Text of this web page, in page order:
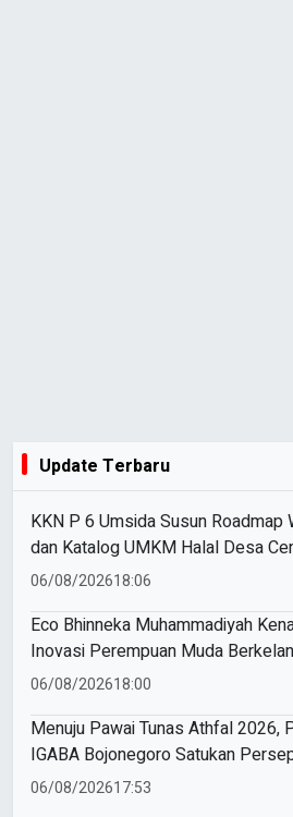
Update Terbaru
KKN P 6 Umsida Susun Roadmap
dan Katalog UMKM Halal Desa
06/08/202618:06
Eco Bhinneka Muhammadiyah
Inovasi Perempuan Muda
Muktamar Nasyiatul Aisyiyah
06/08/202618:00
Menuju Pawai Tunas Athfal 2026,
IGABA Bojonegoro Satukan
Utamakan Keselamatan Anak
06/08/202617:53